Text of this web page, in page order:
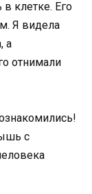
в клетке. Его
Я видела
а
отнимали
с